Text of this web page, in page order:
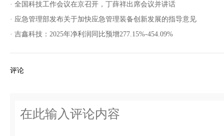
· 全国科技工作会议在京召开，丁薛祥出席会议并讲话
· 应急管理部发布关于加快应急管理装备创新发展的指导意见
· 吉鑫科技：2025年净利润同比预增277.15%-454.09%
评论